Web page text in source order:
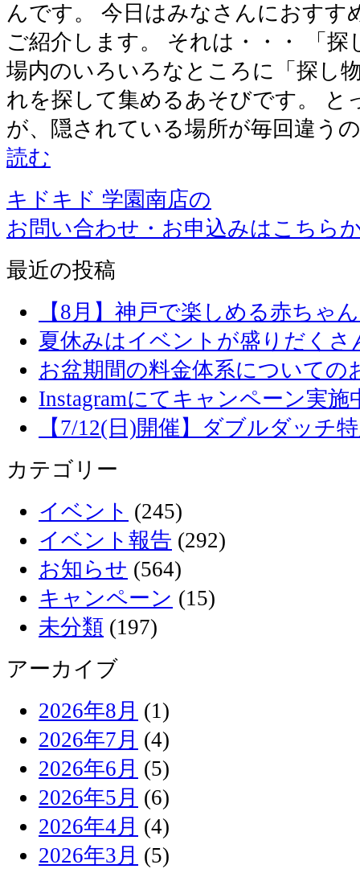
んです。 今日はみなさんにおすす
ご紹介します。 それは・・・ 「
場内のいろいろなところに「探し
れを探して集めるあそびです。 と
が、隠されている場所が毎回違う
読む
キドキド 学園南店の
お問い合わせ・お申込みはこちら
最近の投稿
【8月】神戸で楽しめる赤ちゃ
夏休みはイベントが盛りだくさ
お盆期間の料金体系についての
Instagramにてキャンペーン実施
【7/12(日)開催】ダブルダッチ
カテゴリー
イベント (245)
イベント報告 (292)
お知らせ (564)
キャンペーン (15)
未分類 (197)
アーカイブ
2026年8月 (1)
2026年7月 (4)
2026年6月 (5)
2026年5月 (6)
2026年4月 (4)
2026年3月 (5)